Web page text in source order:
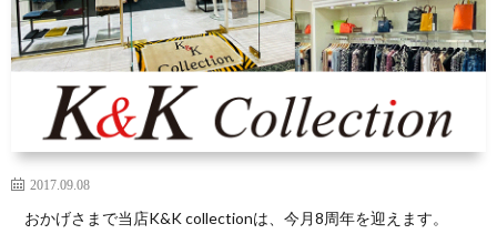
2017.09.08
おかげさまで当店K&K collectionは、今月8周年を迎えます。